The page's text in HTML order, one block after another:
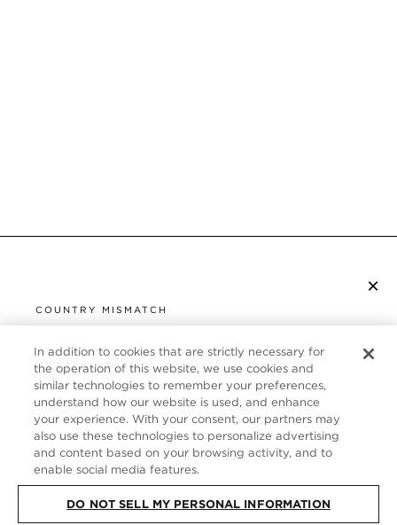
×
COUNTRY MISMATCH
UNITED STATES
It looks like you are visiting us from United States,
but you are currently browsing our France store.
Would you like to be redirected to your local site?
SHOP IN UNITED STATES
SERVICE CLIENT
À PROPOS
FOLLOW US
In addition to cookies that are strictly necessary for
the operation of this website, we use cookies and
similar technologies to remember your preferences,
understand how our website is used, and enhance
your experience. With your consent, our partners may
also use these technologies to personalize advertising
and content based on your browsing activity, and to
enable social media features.
DO NOT SELL MY PERSONAL INFORMATION